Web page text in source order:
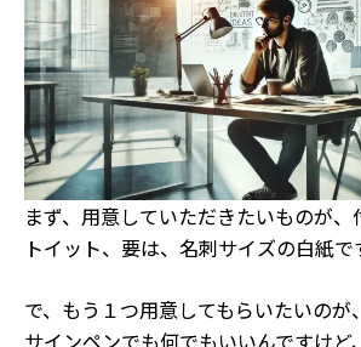
まず、用意していただきたいものが、
トイット、要は、名刺サイズの白紙で
で、もう１つ用意してもらいたいのが